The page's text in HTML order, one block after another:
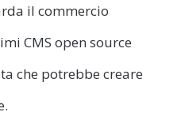
il commercio
CMS open source
che potrebbe creare